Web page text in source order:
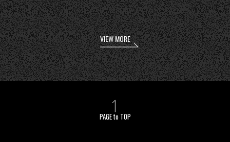
VIEW MORE
PAGE to TOP